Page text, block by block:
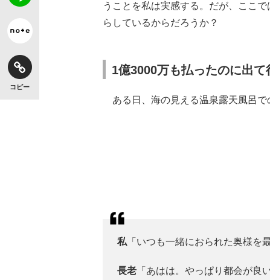
コピー
うことを私は実感する。だが、ここ
らしているからだろうか？
1億3000万も払ったのに出て
ある日、海の見える温泉露天風呂で
私 「いつも一緒におられた奥様を
長老 「あはは。やっぱり都会が